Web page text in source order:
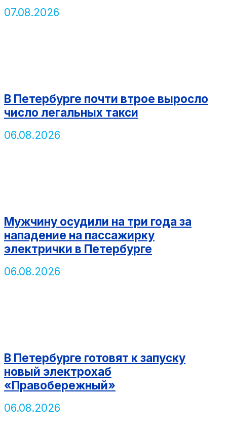
07.08.2026
В Петербурге почти втрое выросло
число легальных такси
06.08.2026
Мужчину осудили на три года за
нападение на пассажирку
электрички в Петербурге
06.08.2026
В Петербурге готовят к запуску
новый электрохаб
«Правобережный»
06.08.2026